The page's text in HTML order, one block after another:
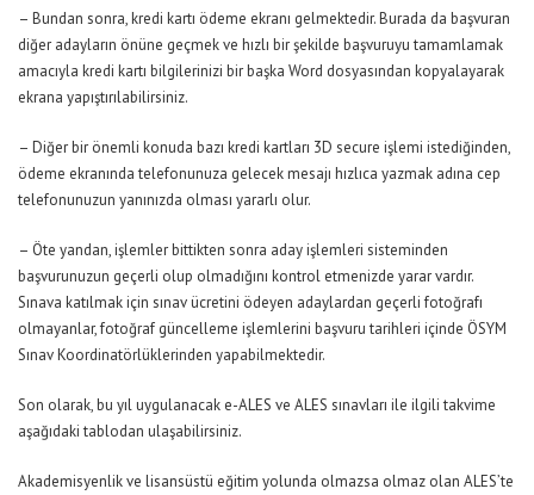
– Bundan sonra, kredi kartı ödeme ekranı gelmektedir. Burada da başvuran
diğer adayların önüne geçmek ve hızlı bir şekilde başvuruyu tamamlamak
amacıyla kredi kartı bilgilerinizi bir başka Word dosyasından kopyalayarak
ekrana yapıştırılabilirsiniz.
– Diğer bir önemli konuda bazı kredi kartları 3D secure işlemi istediğinden,
ödeme ekranında telefonunuza gelecek mesajı hızlıca yazmak adına cep
telefonunuzun yanınızda olması yararlı olur.
– Öte yandan, işlemler bittikten sonra aday işlemleri sisteminden
başvurunuzun geçerli olup olmadığını kontrol etmenizde yarar vardır.
Sınava katılmak için sınav ücretini ödeyen adaylardan geçerli fotoğrafı
olmayanlar, fotoğraf güncelleme işlemlerini başvuru tarihleri içinde ÖSYM
Sınav Koordinatörlüklerinden yapabilmektedir.
Son olarak, bu yıl uygulanacak e-ALES ve ALES sınavları ile ilgili takvime
aşağıdaki tablodan ulaşabilirsiniz.
Akademisyenlik ve lisansüstü eğitim yolunda olmazsa olmaz olan ALES’te